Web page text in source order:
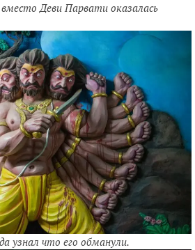
Деви Парвати оказалась
узнал что его обманули.